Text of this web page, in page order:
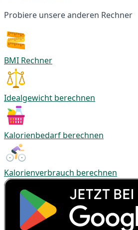
Probiere unsere anderen Rechner
BMI Rechner
Idealgewicht berechnen
Kalorienbedarf berechnen
Kalorienverbrauch berechnen